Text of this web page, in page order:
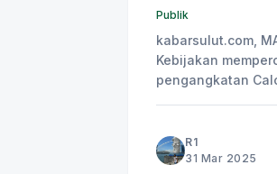
Publik
kabarsulut.com,
Kebijakan
pengangkatan
secara resmi awal
oleh pemerintah
R1
31 Mar 2025